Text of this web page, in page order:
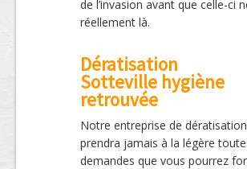
de l’invasion avant que celle-ci
réellement là.
Dératisation
Sotteville hygiène
retrouvée
Notre entreprise de
prendra jamais à la légère
demandes que vous pourrez